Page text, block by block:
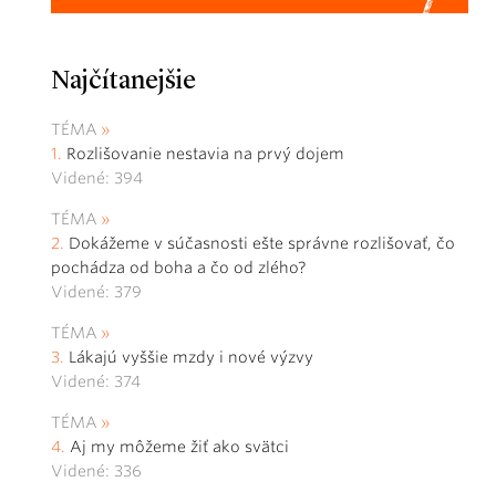
Najčítanejšie
TÉMA
Rozlišovanie nestavia na prvý dojem
Videné: 394
TÉMA
Dokážeme v súčasnosti ešte správne rozlišovať, čo
pochádza od boha a čo od zlého?
Videné: 379
TÉMA
Lákajú vyššie mzdy i nové výzvy
Videné: 374
TÉMA
Aj my môžeme žiť ako svätci
Videné: 336